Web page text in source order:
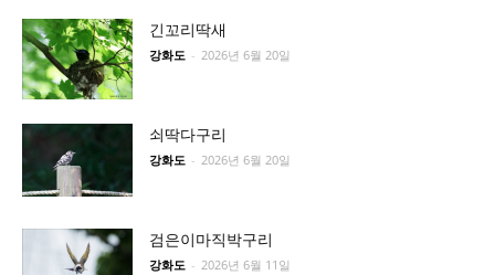
긴꼬리딱새
강화도 - 2026년 6월 20일
쇠딱다구리
강화도 - 2026년 6월 20일
검은이마직박구리
강화도 - 2026년 6월 11일